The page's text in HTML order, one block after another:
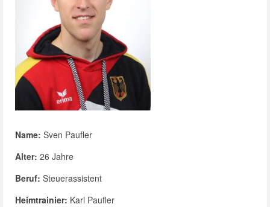
Name: Sven Paufler
Alter: 26 Jahre
Beruf: Steuerassistent
Heimtrainier: Karl Paufler